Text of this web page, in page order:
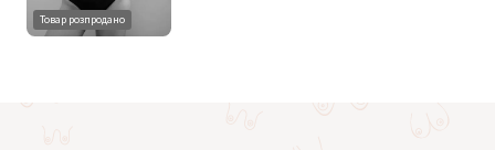
Товар розпродано